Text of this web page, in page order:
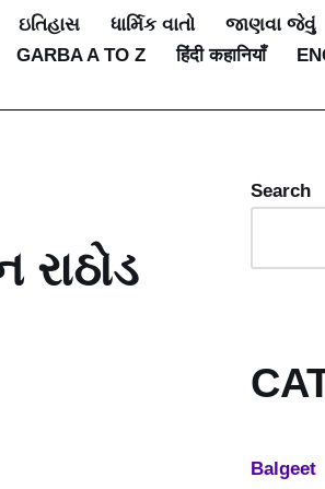
ઇતિહાસ ધાર્મિક વાતો જાણવા જેવું
GARBA A TO Z हिंदी कहानियाँ
Search
Balgeet